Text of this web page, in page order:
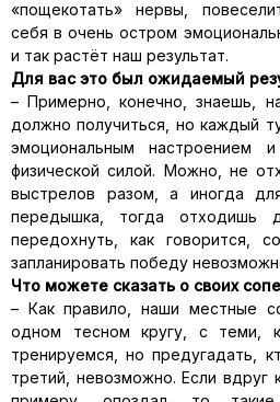
«пощекотать» нервы,
себя в очень остром
и так растёт наш результат.
Для вас это был ожидаемый
– Примерно, конечно, знаешь,
должно получиться, но каждый
эмоциональным настроением
физической силой. Можно, не
выстрелов разом, а иногда
передышка, тогда отходишь
передохнуть, как говорится,
запланировать победу
Что можете сказать о своих
– Как правило, наши местные
одном тесном кругу, с теми,
тренируемся, но предугадать,
третий, невозможно. Если вдруг